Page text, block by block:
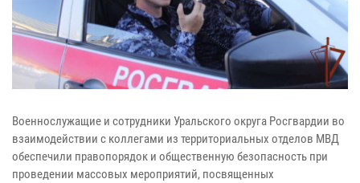
Военнослужащие и сотрудники Уральского округа Росгвардии во
взаимодействии с коллегами из территориальных отделов МВД
обеспечили правопорядок и общественную безопасность при
проведении массовых мероприятий, посвященных